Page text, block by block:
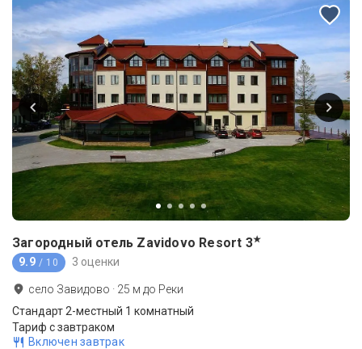
Загородный отель Zavidovo Resort 3★
9.9 / 10 3 оценки
село Завидово · 25 м до Реки
Стандарт 2-местный 1 комнатный
Тариф с завтраком
Включен завтрак